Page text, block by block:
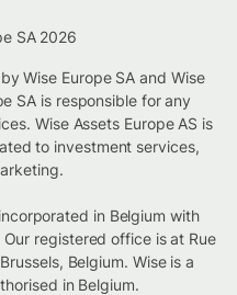
SA 2026
Wise Europe SA and Wise
SA is responsible for any
Wise Assets Europe AS is
to investment services,
in Belgium with
registered office is at Rue
Belgium. Wise is a
in Belgium.